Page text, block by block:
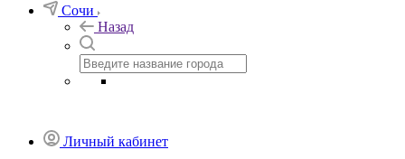
Сочи
Назад
Личный кабинет